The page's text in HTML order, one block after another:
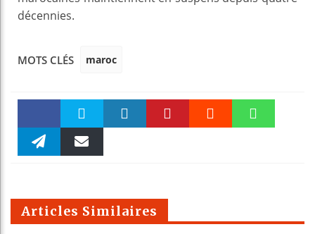
décennies.
MOTS CLÉS maroc
Faceboo Twitter
m
Articles Similaires